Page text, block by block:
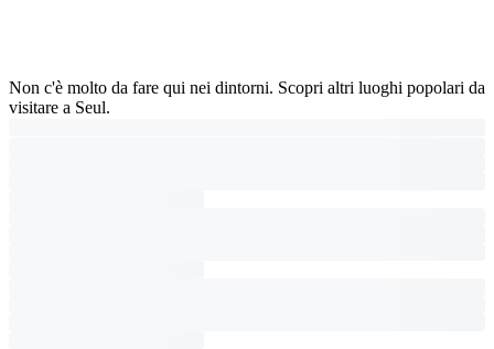
Non c'è molto da fare qui nei dintorni. Scopri altri luoghi popolari da
visitare a Seul.